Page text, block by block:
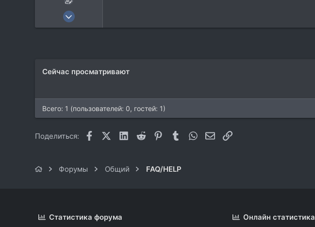
12 Мар 2004
Moscow
Сейчас просматривают
Всего: 1 (пользователей: 0, гостей: 1)
Поделиться: FacebookX (Twitter)
LinkedIn
Reddit Pinterest
TumblrWhatsAppЭлектронная почта
Ссылка
Форумы Общий FAQ/HELP
Статистика форума Онлайн статистика